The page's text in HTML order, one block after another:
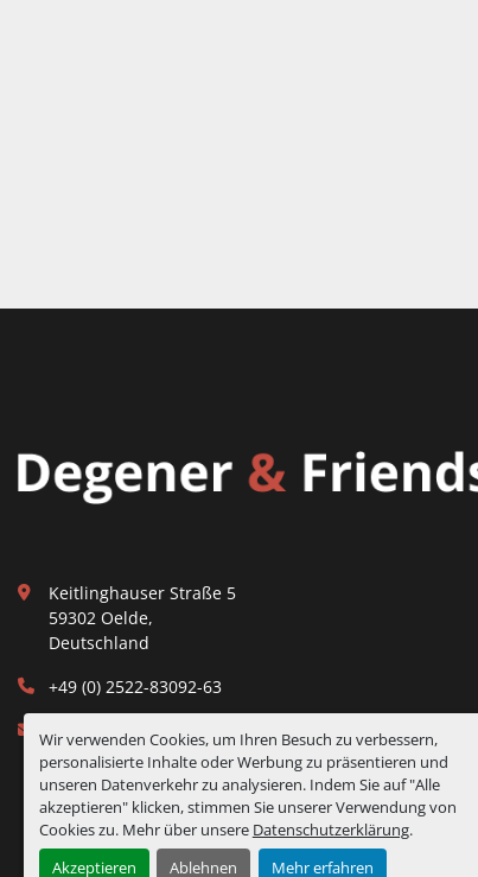
Wir verwenden Cookies, um Ihren Besuch zu verbessern,
personalisierte Inhalte oder Werbung zu präsentieren und
unseren Datenverkehr zu analysieren. Indem Sie auf "Alle
akzeptieren" klicken, stimmen Sie unserer Verwendung von
Cookies zu. Mehr über unsere Datenschutzerklärung.
Akzeptieren
Ablehnen Mehr erfahren
Keitlinghauser Straße 5
59302 Oelde,
Deutschland
+49 (0) 2522-83092-63
info@degener-consulting.de